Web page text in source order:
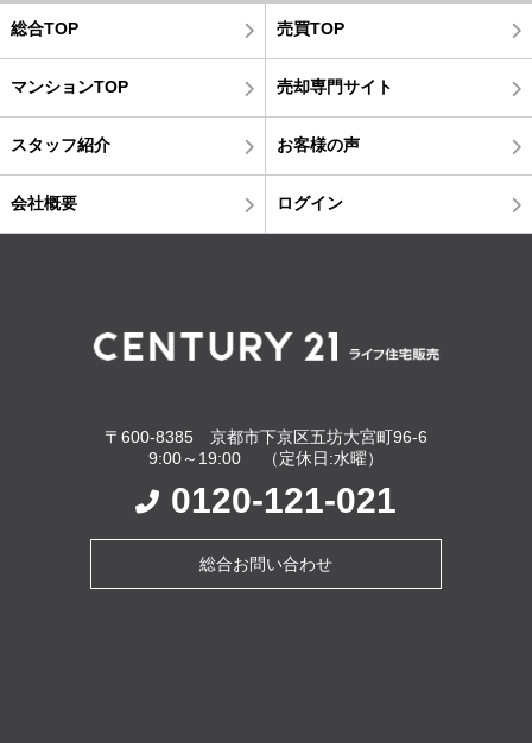
総合TOP 売買TOP
マンションTOP 売却専門サイト
スタッフ紹介 お客様の声
会社概要 ログイン
〒600-8385 京都市下京区五坊大宮町96-6
9:00～19:00 （定休日:水曜）
0120-121-021
総合お問い合わせ